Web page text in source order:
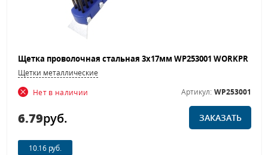
Щетки металлические
Нет в наличии
Артикул: WP253001
6.79руб. ЗАКАЗАТЬ
10.16 руб.